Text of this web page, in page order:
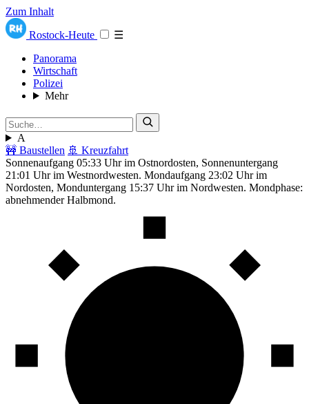
Zum Inhalt
Rostock-Heute
☰
Panorama
Wirtschaft
Polizei
Mehr
A
🚧 Baustellen 🚢 Kreuzfahrt
Sonnenaufgang 05:33 Uhr im Ostnordosten, Sonnenuntergang
21:01 Uhr im Westnordwesten. Mondaufgang 23:02 Uhr im
Nordosten, Monduntergang 15:37 Uhr im Nordwesten. Mondphase:
abnehmender Halbmond.